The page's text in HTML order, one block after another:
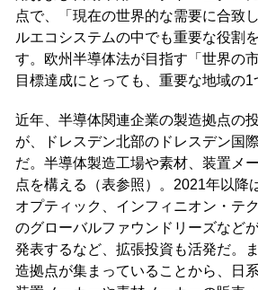
点で、「現在の世界的な需要に合致
ルエコシステムの中でも重要な役割
す。欧州半導体法が目指す「世界の
目標達成にとっても、重要な地域の1
近年、半導体関連企業の製造拠点の
が、ドレスデン北部のドレスデン国
だ。半導体製造工場や素材、装置メ
点を構える（表参照）。2021年以降
オプティック、インフィニオン・テ
のグローバルファウンドリーズなど
発表するなど、拡張投資も活発だ。
造拠点が集まっていることから、日